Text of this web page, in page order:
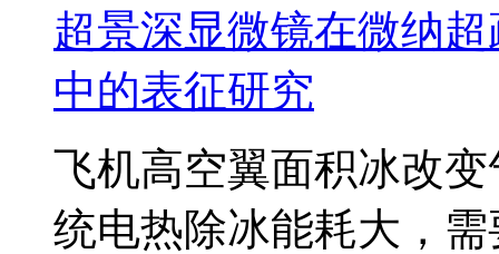
超景深显微镜在微纳
中的表征研究
飞机高空翼面积冰改
统电热除冰能耗大，